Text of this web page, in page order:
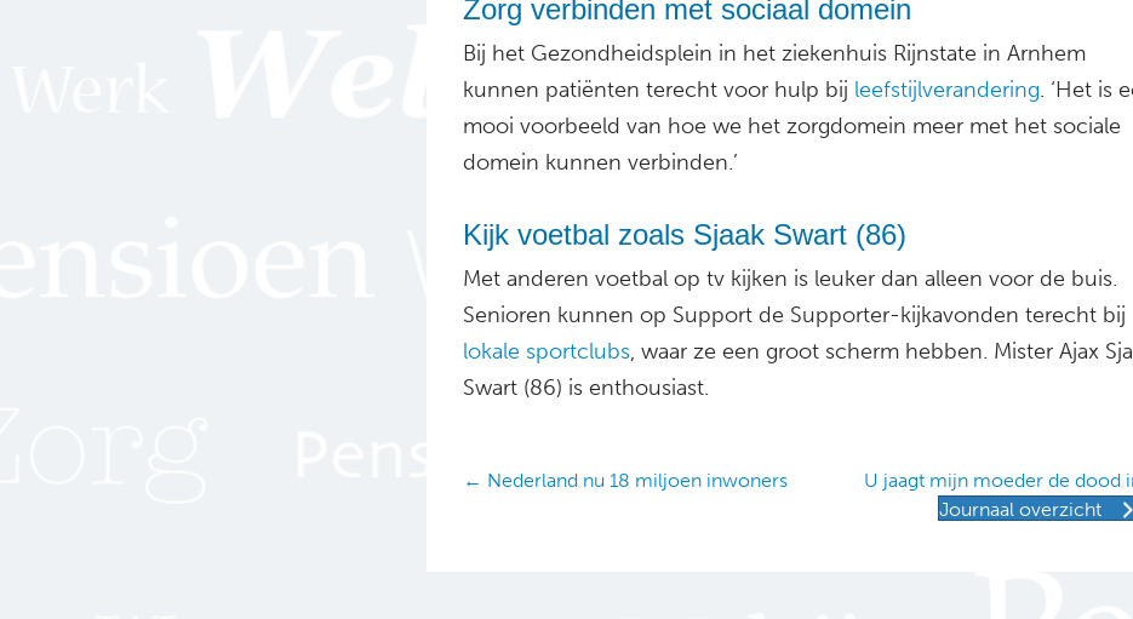
Zorg verbinden met sociaal domein
Bij het Gezondheidsplein in het ziekenhuis Rijnstate in Arnhem
kunnen patiënten terecht voor hulp bij leefstijlverandering. ‘Het is
mooi voorbeeld van hoe we het zorgdomein meer met het sociale
domein kunnen verbinden.’
Kijk voetbal zoals Sjaak Swart (86)
Met anderen voetbal op tv kijken is leuker dan alleen voor de buis.
Senioren kunnen op Support de Supporter-kijkavonden terecht bij
lokale sportclubs, waar ze een groot scherm hebben. Mister Ajax
Swart (86) is enthousiast.
Posts
← Nederland nu 18 miljoen inwoners
U jaagt mijn moeder de dood
Journaal overzicht